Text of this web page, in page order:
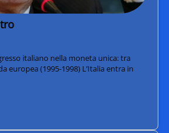
italiano nella moneta unica: tra
europea (1995-1998) L’Italia entra in